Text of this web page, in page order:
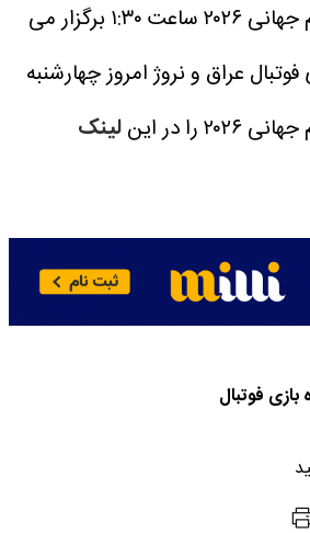
۲۷ خرداد ۱۴۰۵ در جام جهانی ۲۰۲۶ ساعت ۱:۳۰ برگزار می
عراق و نروژ امروز چهارشنبه
لینک
فوتبال